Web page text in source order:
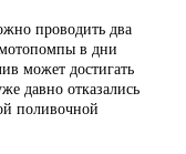
проводить два
в дни
может достигать
давно отказались
поливочной